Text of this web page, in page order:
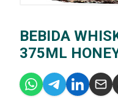
BEBIDA
375ML